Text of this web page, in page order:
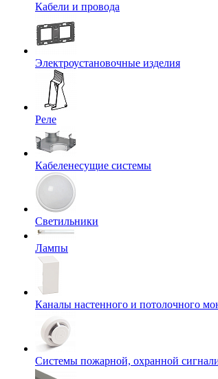
Кабели и провода
Электроустановочные изделия
Реле
Кабеленесущие системы
Светильники
Лампы
Каналы настенного и потолочного
Системы пожарной, охранной